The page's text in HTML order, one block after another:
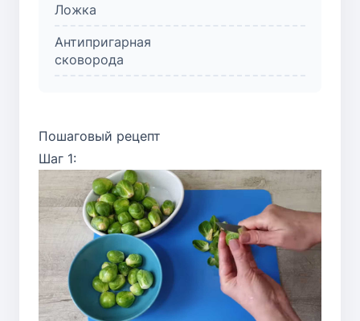
Ложка
Антипригарная
сковорода
Пошаговый рецепт
Шаг 1: